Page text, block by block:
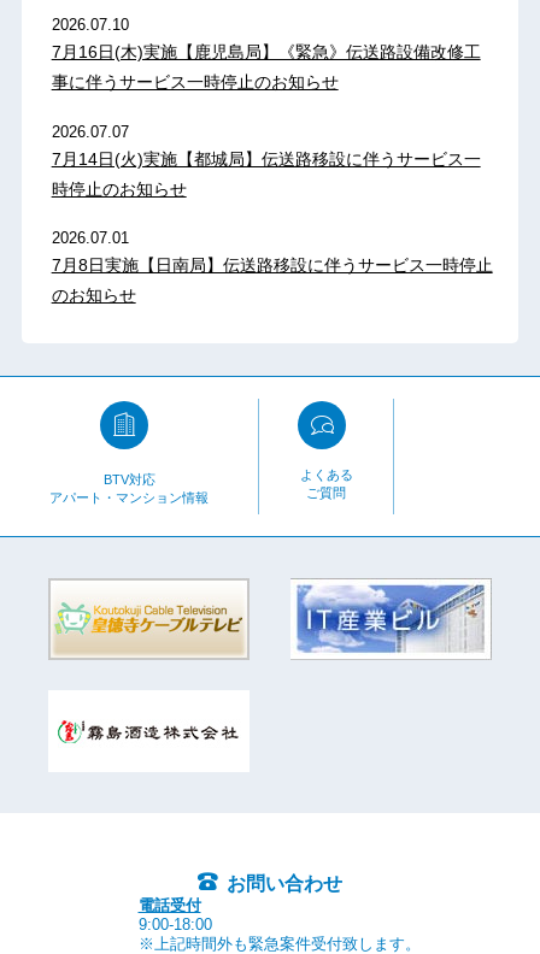
2026.07.10
7月16日(木)実施【鹿児島局】《緊急》伝送路設備改修工
事に伴うサービス一時停止のお知らせ
2026.07.07
7月14日(火)実施【都城局】伝送路移設に伴うサービス一
時停止のお知らせ
2026.07.01
7月8日実施【日南局】伝送路移設に伴うサービス一時停止
のお知らせ
BTV対応
アパート・マンション情報
よくある
ご質問
お問い合わせ
電話受付
9:00-18:00
※上記時間外も緊急案件受付致します。